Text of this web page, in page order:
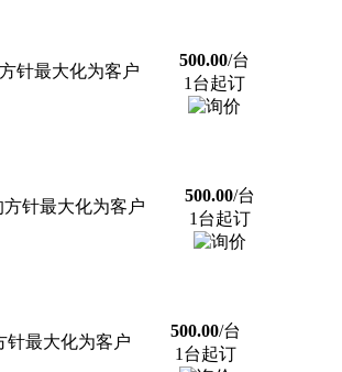
针最大化为客户
500.00/台
1台起订
针最大化为客户
500.00/台
1台起订
针最大化为客户
500.00/台
1台起订